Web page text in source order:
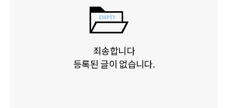
죄송합니다
등록된 글이 없습니다.